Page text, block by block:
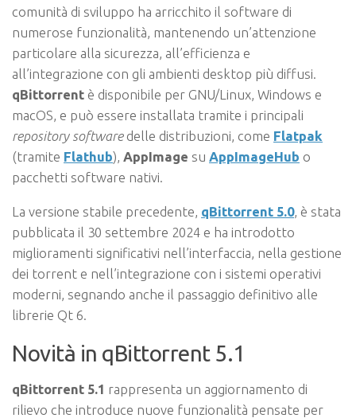
comunità di sviluppo ha arricchito il software di
numerose funzionalità, mantenendo un’attenzione
particolare alla sicurezza, all’efficienza e
all’integrazione con gli ambienti desktop più diffusi.
qBittorrent è disponibile per GNU/Linux, Windows e
macOS, e può essere installata tramite i principali
repository softwaredelle distribuzioni, come Flatpak
(tramite Flathub), AppImage su AppImageHub o
pacchetti software nativi.
La versione stabile precedente, qBittorrent 5.0, è stata
pubblicata il 30 settembre 2024 e ha introdotto
miglioramenti significativi nell’interfaccia, nella gestione
dei torrent e nell’integrazione con i sistemi operativi
moderni, segnando anche il passaggio definitivo alle
librerie Qt 6.
Novità in qBittorrent 5.1
qBittorrent 5.1 rappresenta un aggiornamento di
rilievo che introduce nuove funzionalità pensate per